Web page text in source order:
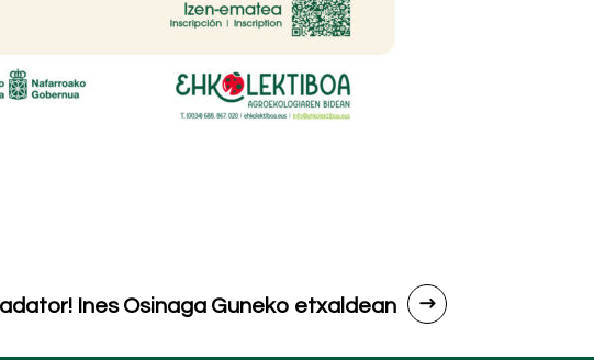
Ines Osinaga Guneko etxaldean